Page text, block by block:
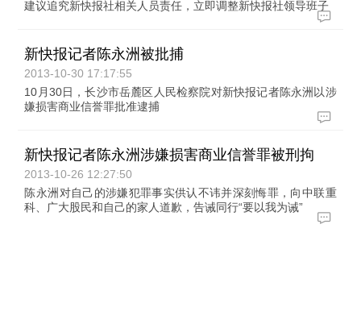
建议追究新快报社相关人员责任，立即调整新快报社领导班子
新快报记者陈永洲被批捕
2013-10-30 17:17:55
10月30日，长沙市岳麓区人民检察院对新快报记者陈永洲以涉
嫌损害商业信誉罪批准逮捕
新快报记者陈永洲涉嫌损害商业信誉罪被刑拘
2013-10-26 12:27:50
陈永洲对自己的涉嫌犯罪事实供认不讳并深刻悔罪，向中联重
科、广大股民和自己的家人道歉，告诫同行“要以我为诫”